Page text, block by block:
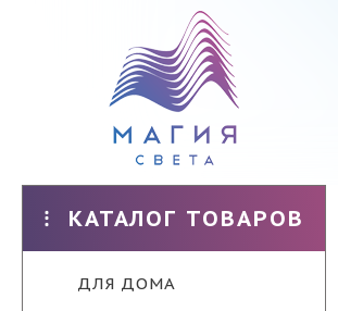
КАТАЛОГ ТОВАРОВ
ДЛЯ ДОМА